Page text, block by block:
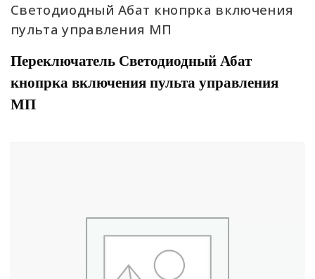
Светодиодный Абат кнопрка включения
пульта управления МП
Переключатель Светодиодный Абат
кнопрка включения пульта управления
МП